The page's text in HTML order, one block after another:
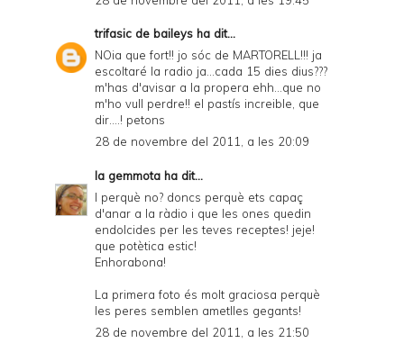
trifasic de baileys ha dit...
NOia que fort!! jo sóc de MARTORELL!!! ja
escoltaré la radio ja...cada 15 dies dius???
m'has d'avisar a la propera ehh...que no
m'ho vull perdre!! el pastís increible, que
dir....! petons
28 de novembre del 2011, a les 20:09
la gemmota ha dit...
I perquè no? doncs perquè ets capaç
d'anar a la ràdio i que les ones quedin
endolcides per les teves receptes! jeje!
que potètica estic!
Enhorabona!
La primera foto és molt graciosa perquè
les peres semblen ametlles gegants!
28 de novembre del 2011, a les 21:50